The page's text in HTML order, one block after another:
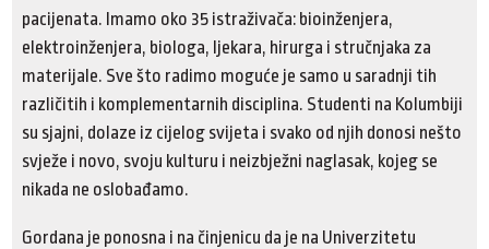
pacijenata. Imamo oko 35 istraživača: bioinženjera,
elektroinženjera, biologa, ljekara, hirurga i stručnjaka za
materijale. Sve što radimo moguće je samo u saradnji tih
različitih i komplementarnih disciplina. Studenti na Kolumbiji
su sjajni, dolaze iz cijelog svijeta i svako od njih donosi nešto
svježe i novo, svoju kulturu i neizbježni naglasak, kojeg se
nikada ne oslobađamo.
Gordana je ponosna i na činjenicu da je na Univerzitetu